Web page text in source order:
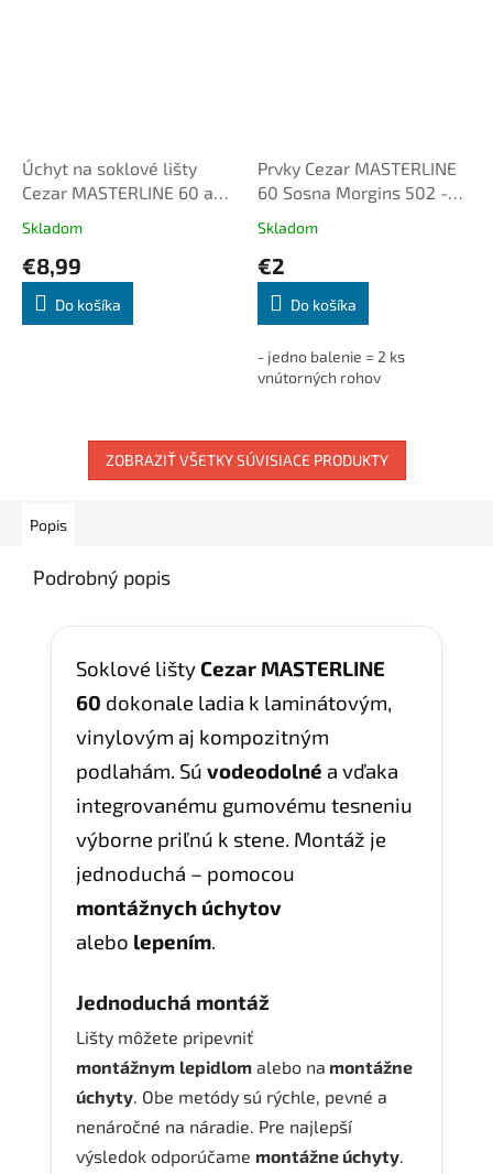
Úchyt na soklové lišty
Cezar MASTERLINE 60 a
HOLDER
Skladom
€8,99
Do košíka
Prvky Cezar MASTERLINE
60 Sosna Morgins 502 -
Skladom
€2
Do košíka
- jedno balenie = 2 ks
vnútorných rohov
ZOBRAZIŤ VŠETKY SÚVISIACE PRODUKTY
Popis
Podrobný popis
Soklové lištyCezar MASTERLINE
60 dokonale ladia k laminátovým,
vinylovým aj kompozitným
podlahám. Sú vodeodolné a vďaka
integrovanému gumovému tesneniu
výborne priľnú k stene. Montáž je
jednoduchá – pomocou
montážnych úchytov
alebo lepením.
Jednoduchá montáž
Lišty môžete pripevniť
montážnym lepidlom alebo na montážne
úchyty. Obe metódy sú rýchle, pevné a
nenáročné na náradie. Pre najlepší
výsledok odporúčame montážne úchyty.